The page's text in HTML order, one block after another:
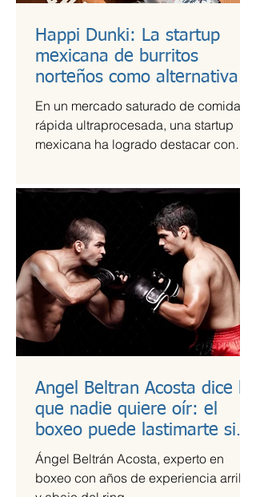
Happi Dunki: La startup
mexicana de burritos
norteños como alternativa
nutritiva
En un mercado saturado de comida
rápida ultraprocesada, una startup
mexicana ha logrado destacar con
marca de burritos norteños creada por
la emprendedora Camila García-
Castells, que combina tradición
culinaria con innovación y conciencia
nutricional.
Angel Beltran Acosta dice lo
que nadie quiere oír: el
boxeo puede lastimarte si
no te cuidas
Ángel Beltrán Acosta, experto en
boxeo con años de experiencia arriba